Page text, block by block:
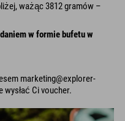
ważąc 3812 gramów –
w formie bufetu w
marketing@explorer-
wysłać Ci voucher.